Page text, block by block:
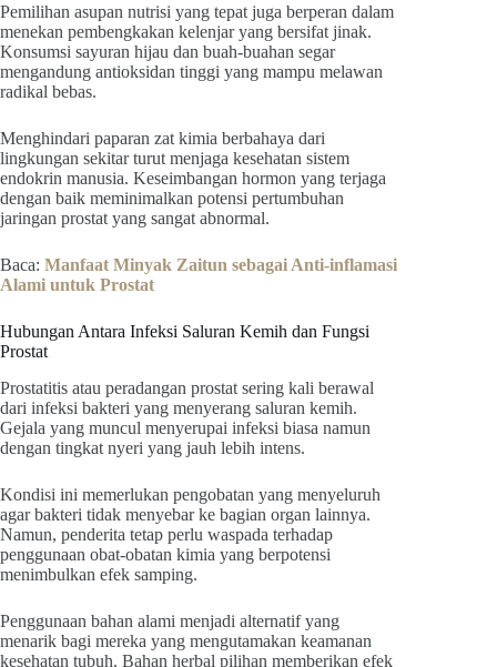
Pemilihan asupan nutrisi yang tepat juga berperan dalam
menekan pembengkakan kelenjar yang bersifat jinak.
Konsumsi sayuran hijau dan buah-buahan segar
mengandung antioksidan tinggi yang mampu melawan
radikal bebas.
Menghindari paparan zat kimia berbahaya dari
lingkungan sekitar turut menjaga kesehatan sistem
endokrin manusia. Keseimbangan hormon yang terjaga
dengan baik meminimalkan potensi pertumbuhan
jaringan prostat yang sangat abnormal.
Baca: Manfaat Minyak Zaitun sebagai Anti-inflamasi
Alami untuk Prostat
Hubungan Antara Infeksi Saluran Kemih dan Fungsi
Prostat
Prostatitis atau peradangan prostat sering kali berawal
dari infeksi bakteri yang menyerang saluran kemih.
Gejala yang muncul menyerupai infeksi biasa namun
dengan tingkat nyeri yang jauh lebih intens.
Kondisi ini memerlukan pengobatan yang menyeluruh
agar bakteri tidak menyebar ke bagian organ lainnya.
Namun, penderita tetap perlu waspada terhadap
penggunaan obat-obatan kimia yang berpotensi
menimbulkan efek samping.
Penggunaan bahan alami menjadi alternatif yang
menarik bagi mereka yang mengutamakan keamanan
kesehatan tubuh. Bahan herbal pilihan memberikan efek